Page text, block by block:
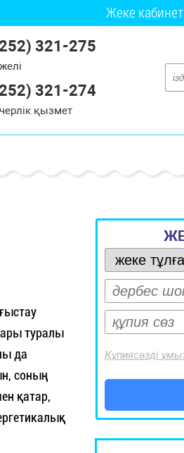
Жеке кабинет
321-275
321-274
қызмет
туралы
да
соның
қатар,
Құпиясөзді